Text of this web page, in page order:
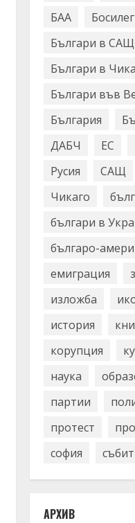
БАА
Българи в САЩ
Българи в
Българи във
България
ДАБЧ
ЕС
Русия
САЩ
Чикаго
българи в
българо-
емиграция
изложба
история
корупция
наука
партии
протест
софия
АРХИВ